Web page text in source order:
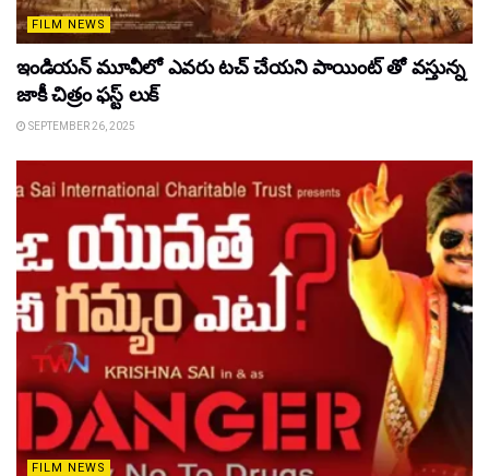
FILM NEWS
ఇండియన్ మూవీలో ఎవరు టచ్ చేయని పాయింట్ తో వస్తున్న
జాకీ చిత్రం ఫస్ట్ లుక్
SEPTEMBER 26, 2025
FILM NEWS